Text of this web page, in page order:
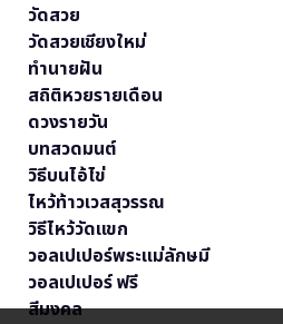
วัดสวย
วัดสวยเชียงใหม่
ทำนายฝัน
สถิติหวยรายเดือน
ดวงรายวัน
บทสวดมนต์
วิธีบนไอ้ไข่
ไหว้ท้าวเวสสุวรรณ
วิธีไหว้วัดแขก
วอลเปเปอร์พระแม่ลักษมี
วอลเปเปอร์ ฟรี
สีมงคล